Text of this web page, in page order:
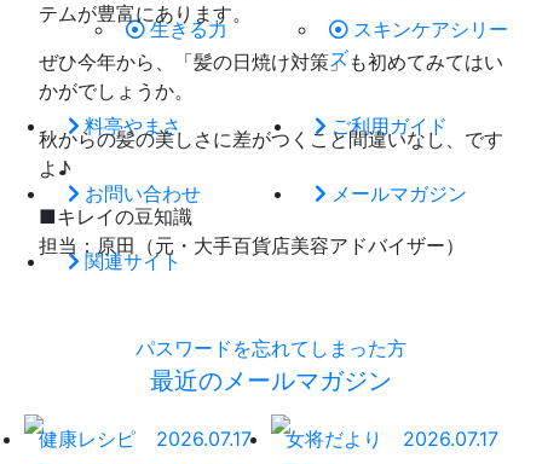
生きる力
スキンケアシリー
ズ
料亭やまさ ご利用ガイド
お問い合わせ メールマガジン
関連サイト
パスワードを忘れてしまった方
テムが豊富にあります。
ぜひ今年から、「髪の日焼け対策」も初めてみてはい
かがでしょうか。
秋からの髪の美しさに差がつくこと間違いなし、です
よ♪
■キレイの豆知識
担当：原田（元・大手百貨店美容アドバイザー）
最近のメールマガジン
健康レシピ
2026.07.17
女将だより
2026.07.17